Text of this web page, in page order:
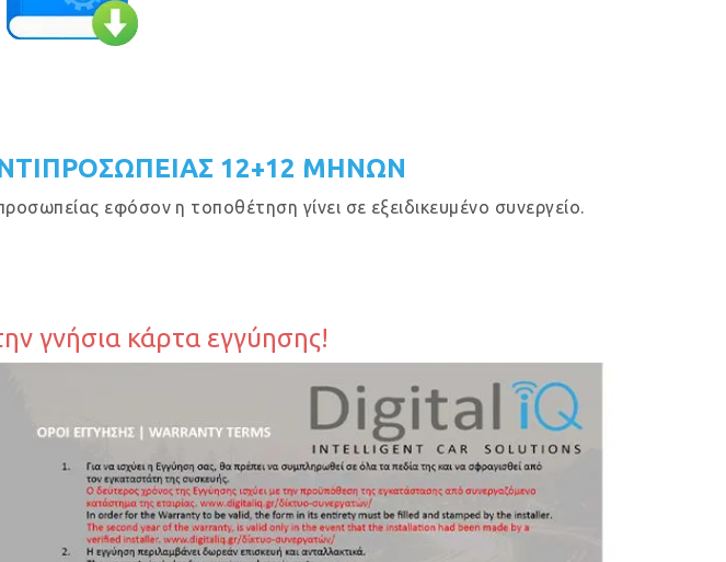
12+12 ΜΗΝΩΝ
εφόσον η τοποθέτηση γίνει σε εξειδικευμένο συνεργείο.
γνήσια κάρτα εγγύησης!